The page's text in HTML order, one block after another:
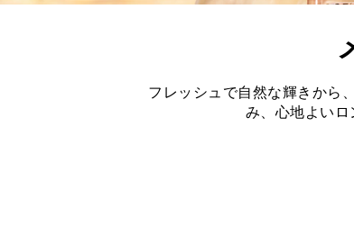
フレッシュで自然な輝きから
み、心地よいロ